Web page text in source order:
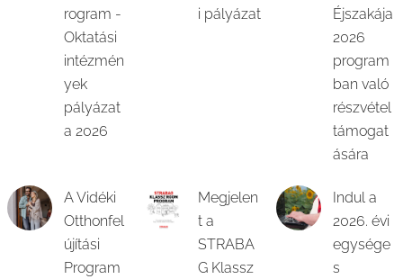
rogram -
Oktatási
intézmén
yek
pályázat
a 2026
i pályázat
Éjszakája
2026
program
ban való
részvétel
támogat
ására
A Vidéki
Otthonfel
újítási
Program
Megjelen
t a
STRABA
G Klassz
Indul a
2026. évi
egysége
s